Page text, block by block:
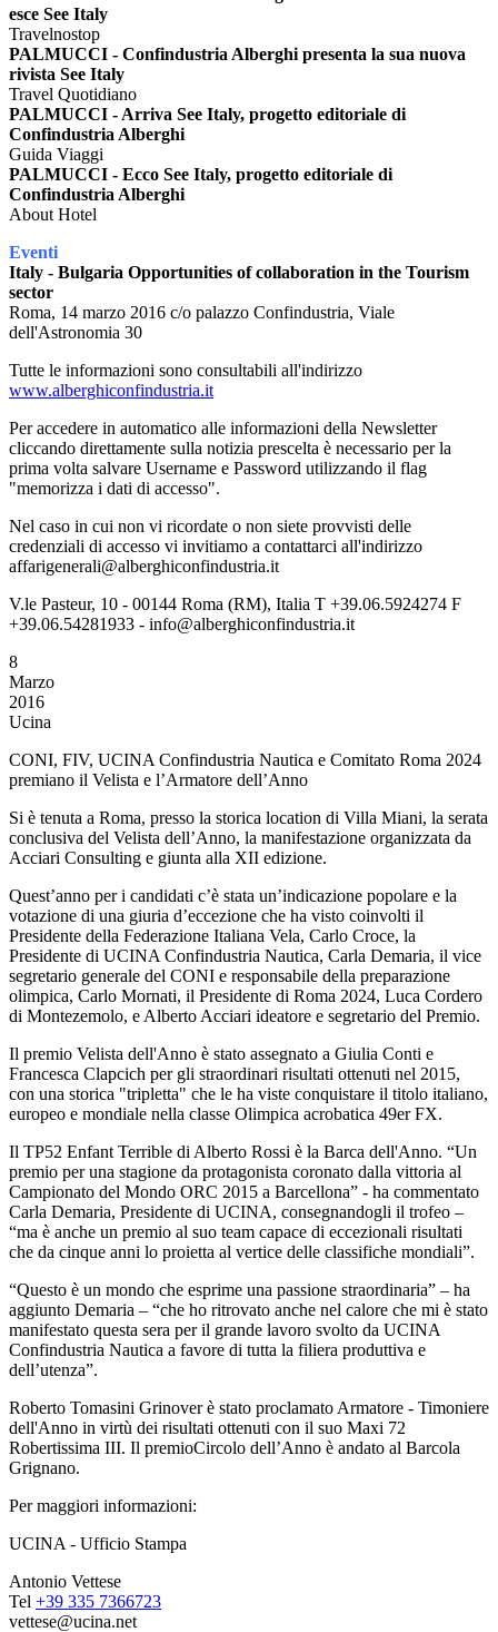
esce See Italy
Travelnostop
PALMUCCI - Confindustria Alberghi presenta la sua nuova
rivista See Italy
Travel Quotidiano
PALMUCCI - Arriva See Italy, progetto editoriale di
Confindustria Alberghi
Guida Viaggi
PALMUCCI - Ecco See Italy, progetto editoriale di
Confindustria Alberghi
About Hotel
Eventi
Italy - Bulgaria Opportunities of collaboration in the Tourism
sector
Roma, 14 marzo 2016 c/o palazzo Confindustria, Viale
dell'Astronomia 30
Tutte le informazioni sono consultabili all'indirizzo
www.alberghiconfindustria.it
Per accedere in automatico alle informazioni della Newsletter
cliccando direttamente sulla notizia prescelta è necessario per la
prima volta salvare Username e Password utilizzando il flag
"memorizza i dati di accesso".
Nel caso in cui non vi ricordate o non siete provvisti delle
credenziali di accesso vi invitiamo a contattarci all'indirizzo
affarigenerali@alberghiconfindustria.it
V.le Pasteur, 10 - 00144 Roma (RM), Italia T +39.06.5924274 F
+39.06.54281933 - info@alberghiconfindustria.it
8
Marzo
2016
Ucina
CONI, FIV, UCINA Confindustria Nautica e Comitato Roma 2024
premiano il Velista e l’Armatore dell’Anno
Si è tenuta a Roma, presso la storica location di Villa Miani, la serata
conclusiva del Velista dell’Anno, la manifestazione organizzata da
Acciari Consulting e giunta alla XII edizione.
Quest’anno per i candidati c’è stata un’indicazione popolare e la
votazione di una giuria d’eccezione che ha visto coinvolti il
Presidente della Federazione Italiana Vela, Carlo Croce, la
Presidente di UCINA Confindustria Nautica, Carla Demaria, il vice
segretario generale del CONI e responsabile della preparazione
olimpica, Carlo Mornati, il Presidente di Roma 2024, Luca Cordero
di Montezemolo, e Alberto Acciari ideatore e segretario del Premio.
Il premio Velista dell'Anno è stato assegnato a Giulia Conti e
Francesca Clapcich per gli straordinari risultati ottenuti nel 2015,
con una storica "tripletta" che le ha viste conquistare il titolo italiano,
europeo e mondiale nella classe Olimpica acrobatica 49er FX.
Il TP52 Enfant Terrible di Alberto Rossi è la Barca dell'Anno. “Un
premio per una stagione da protagonista coronato dalla vittoria al
Campionato del Mondo ORC 2015 a Barcellona” - ha commentato
Carla Demaria, Presidente di UCINA, consegnandogli il trofeo –
“ma è anche un premio al suo team capace di eccezionali risultati
che da cinque anni lo proietta al vertice delle classifiche mondiali”.
“Questo è un mondo che esprime una passione straordinaria” – ha
aggiunto Demaria – “che ho ritrovato anche nel calore che mi è stato
manifestato questa sera per il grande lavoro svolto da UCINA
Confindustria Nautica a favore di tutta la filiera produttiva e
dell’utenza”.
Roberto Tomasini Grinover è stato proclamato Armatore - Timoniere
dell'Anno in virtù dei risultati ottenuti con il suo Maxi 72
Robertissima III. Il premioCircolo dell’Anno è andato al Barcola
Grignano.
Per maggiori informazioni:
UCINA - Ufficio Stampa
Antonio Vettese
Tel +39 335 7366723
vettese@ucina.net